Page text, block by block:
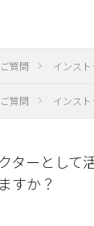
質問 インス
質問 インス
ターとして
すか？